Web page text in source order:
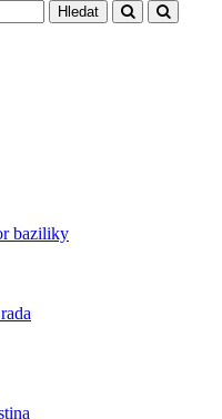
Hledat
baziliky